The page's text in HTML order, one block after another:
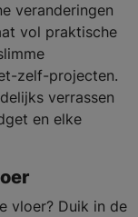
veranderingen
vol praktische
zelf-projecten.
verrassen
en elke
vloer? Duik in de